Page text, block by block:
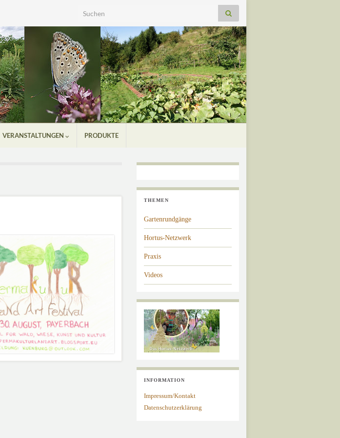
Search for:
VERANSTALTUNGEN PRODUKTE
THEMEN
Gartenrundgänge
Hortus-Netzwerk
Praxis
Videos
INFORMATION
Impressum/Kontakt
Datenschutzerklärung